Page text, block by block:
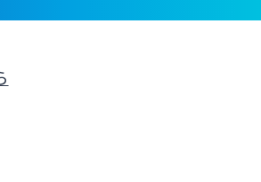
ログオン
ンターネットバンキング